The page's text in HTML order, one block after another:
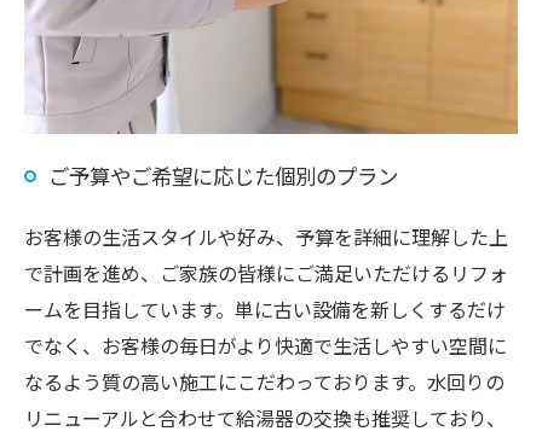
ご予算やご希望に応じた個別のプラン
お客様の生活スタイルや好み、予算を詳細に理解した上
で計画を進め、ご家族の皆様にご満足いただけるリフォ
ームを目指しています。単に古い設備を新しくするだけ
でなく、お客様の毎日がより快適で生活しやすい空間に
なるよう質の高い施工にこだわっております。水回りの
リニューアルと合わせて給湯器の交換も推奨しており、